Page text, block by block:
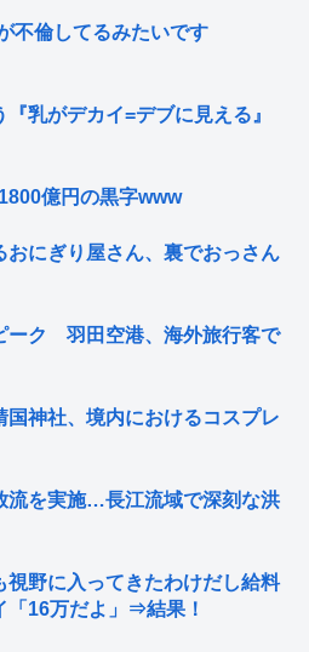
不倫してるみたいです
『乳がデカイ=デブに見える』
億円の黒字www
おにぎり屋さん、裏でおっさん
ーク 羽田空港、海外旅行客で
国神社、境内におけるコスプレ
流を実施…長江流域で深刻な洪
視野に入ってきたわけだし給料
「16万だよ」⇒結果！